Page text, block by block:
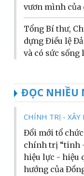
vươn mình của
Tổng Bí thư,
dựng Điều lệ
và có sức sống
ĐỌC NHIỀU
CHÍNH TRỊ - XÂY
Đổi mới tổ
chính trị “tinh
hiệu lực - hiệu
hướng của